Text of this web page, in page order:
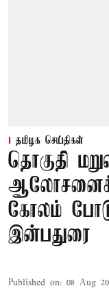
தமிழக செய்திகள்
தொகுதி
ஆலோசனைக்
கோலம்
இன்பதுரை
Published on: 08 Aug